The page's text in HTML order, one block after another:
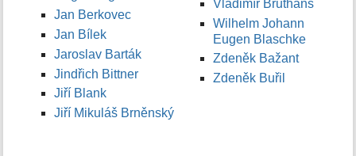
Jan Berkovec
Jan Bílek
Jaroslav Barták
Jindřich Bittner
Jiří Blank
Jiří Mikuláš Brněnský
Vladimír Bruthans
Wilhelm Johann
Eugen Blaschke
Zdeněk Bažant
Zdeněk Buřil